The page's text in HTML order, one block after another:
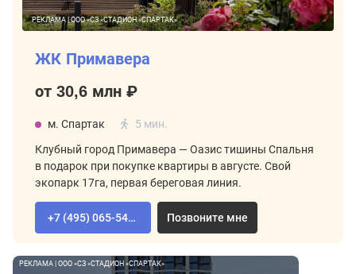
РЕКЛАМА | ООО «СЗ «СТАДИОН «СПАРТАК»
ЖК Примавера
от 30,6 млн ₽
м. Спартак 5 мин.
Клубный город Примавера — Оазис тишины Спальня
в подарок при покупке квартиры в августе. Свой
экопарк 17га, первая береговая линия.
+7 (495) 065-54-02 Позвоните мне
РЕКЛАМА | ООО «СЗ «СТАДИОН «СПАРТАК»